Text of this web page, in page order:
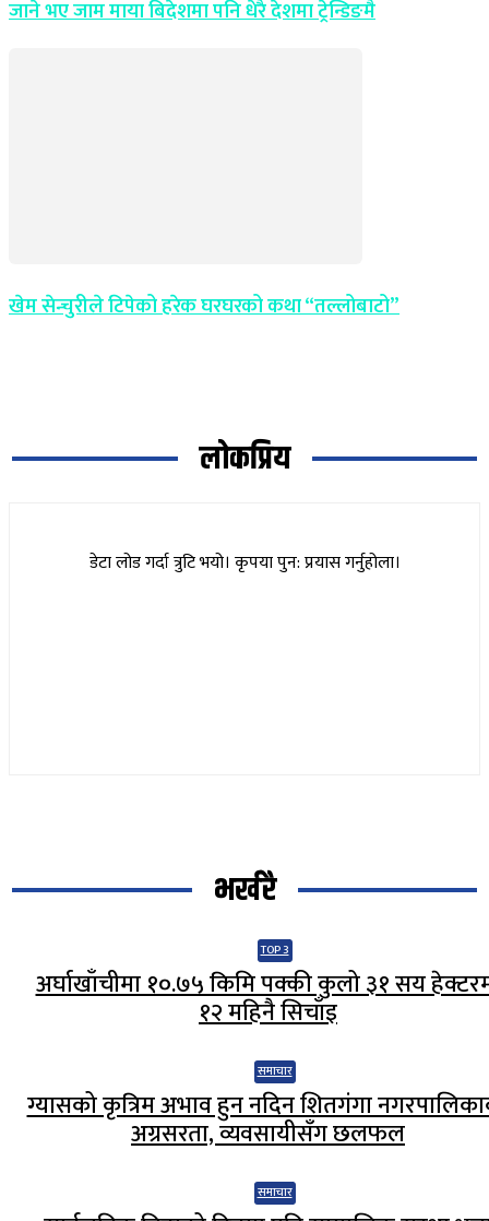
जाने भए जाम माया बिदेशमा पनि धेरै देशमा ट्रेन्डिङमै
खेम सेन्चुरीले टिपेको हरेक घरघरको कथा “तल्लोबाटो”
लोकप्रिय
डेटा लोड गर्दा त्रुटि भयो। कृपया पुन: प्रयास गर्नुहोला।
भर्खरै
TOP 3
अर्घाखाँचीमा १०.७५ किमि पक्की कुलो ३१ सय
१२ महिनै सिचाँइ
समाचार
ग्यासको कृत्रिम अभाव हुन नदिन शितगंगा
अग्रसरता, व्यवसायीसँग छलफल
समाचार